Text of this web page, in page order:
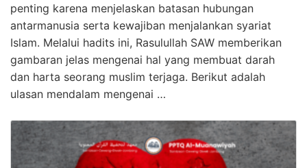
penting karena menjelaskan batasan hubungan
antarmanusia serta kewajiban menjalankan syariat
Islam. Melalui hadits ini, Rasulullah SAW memberikan
gambaran jelas mengenai hal yang membuat darah
dan harta seorang muslim terjaga. Berikut adalah
ulasan mendalam mengenai …